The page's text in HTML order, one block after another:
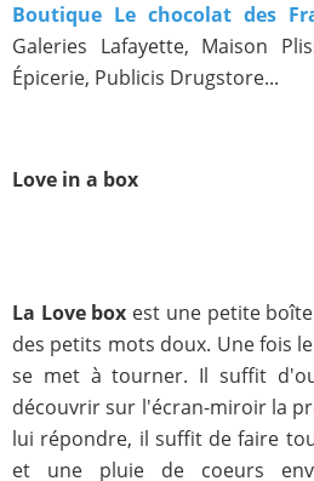
Boutique Le chocolat des
Galeries Lafayette, Maison
Épicerie, Publicis Drugstore...
Love in a box
La Love box est une petite
des petits mots doux. Une fois
se met à tourner. Il suffit
découvrir sur l'écran-miroir la
lui répondre, il suffit de faire
et une pluie de coeurs